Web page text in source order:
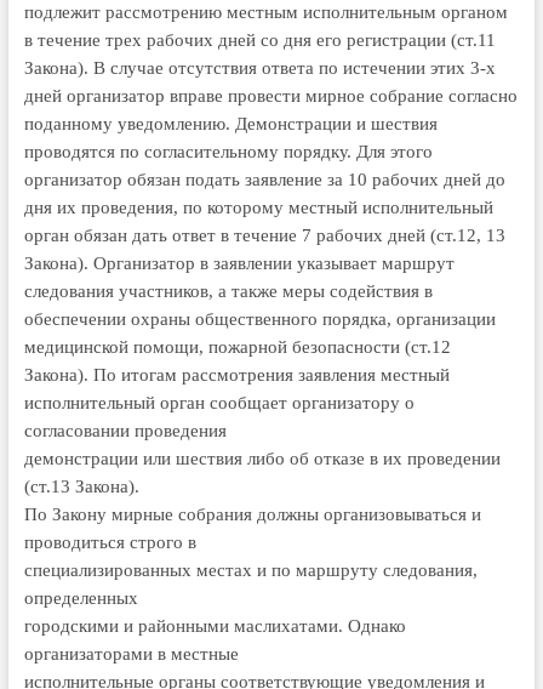
подлежит рассмот­рению местным исполнительным органом
в течение трех рабочих дней со дня его регистрации (ст.11
Закона). В случае отсутствия ответа по исте­чении этих 3-х
дней организатор вправе провести мирное собрание согласно
поданному уведомлению. Демонстрации и шествия
проводятся по согласительному порядку. Для этого
организатор обязан подать заявление за 10 рабочих дней до
дня их проведения, по которому местный исполнительный
орган обязан дать ответ в течение 7 рабочих дней (ст.12, 13
Закона). Организатор в заявлении указывает маршрут
следования участников, а также меры содействия в
обеспечении охраны общественного порядка, организации
меди­цинской помощи, пожарной безопасности (ст.12
Закона). По итогам рассмот­рения заявления местный
исполни­тельный орган сообщает организа­тору о
согласовании проведения
де­монстрации или шествия либо об от­казе в их проведении
(ст.13 Закона).
По Закону мирные собрания должны организовываться и
проводиться строго в
спе­циа­­лизированных местах и по марш­руту следования,
определенных
город­скими и районными маслиха­­та­ми. Однако
организаторами в мест­­ные
исполнительные органы соот­вет­ст­вующие уведомления и